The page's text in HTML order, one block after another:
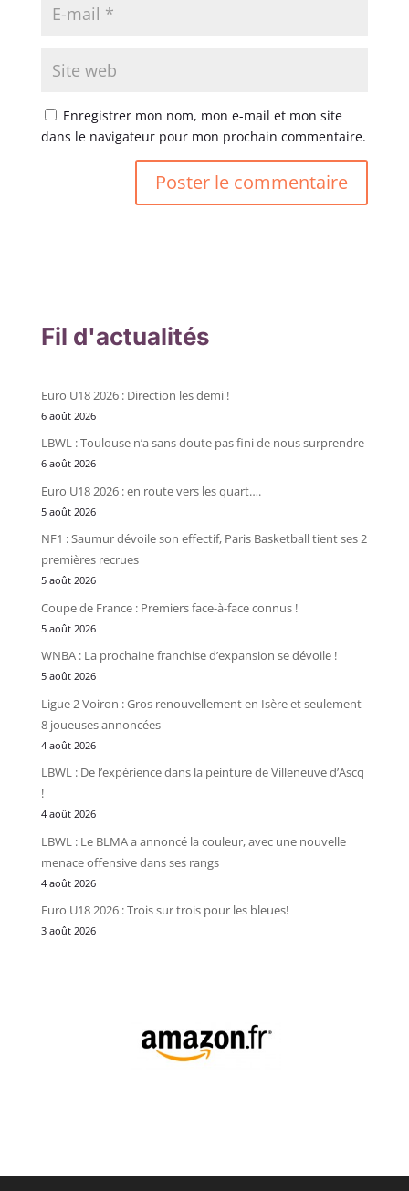
Enregistrer mon nom, mon e-mail et mon site
dans le navigateur pour mon prochain commentaire.
Fil d'actualités
Euro U18 2026 : Direction les demi !
6 août 2026
LBWL : Toulouse n’a sans doute pas fini de nous surprendre
6 août 2026
Euro U18 2026 : en route vers les quart….
5 août 2026
NF1 : Saumur dévoile son effectif, Paris Basketball tient ses 2
premières recrues
5 août 2026
Coupe de France : Premiers face-à-face connus !
5 août 2026
WNBA : La prochaine franchise d’expansion se dévoile !
5 août 2026
Ligue 2 Voiron : Gros renouvellement en Isère et seulement
8 joueuses annoncées
4 août 2026
LBWL : De l’expérience dans la peinture de Villeneuve d’Ascq
!
4 août 2026
LBWL : Le BLMA a annoncé la couleur, avec une nouvelle
menace offensive dans ses rangs
4 août 2026
Euro U18 2026 : Trois sur trois pour les bleues!
3 août 2026